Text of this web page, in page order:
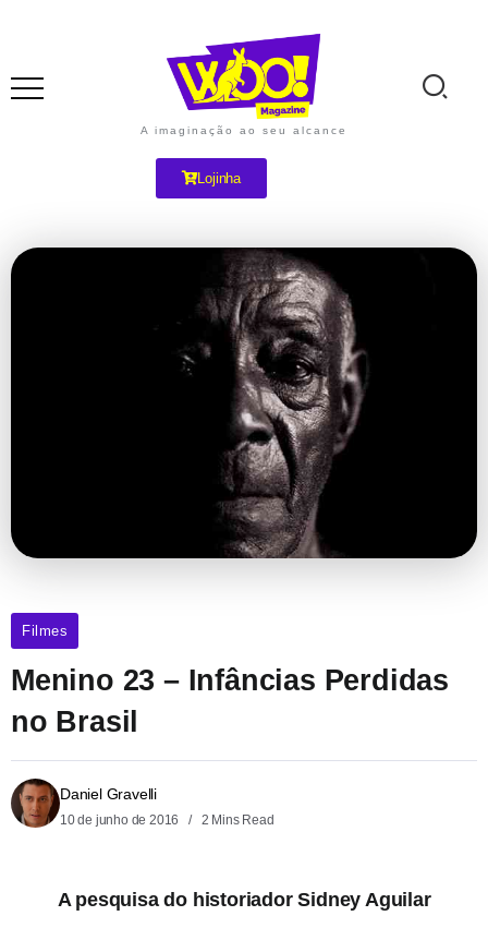
A imaginação ao seu alcance
Lojinha
Filmes
Menino 23 – Infâncias Perdidas
no Brasil
Daniel Gravelli
10 de junho de 2016 2 Mins Read
A pesquisa do historiador Sidney Aguilar